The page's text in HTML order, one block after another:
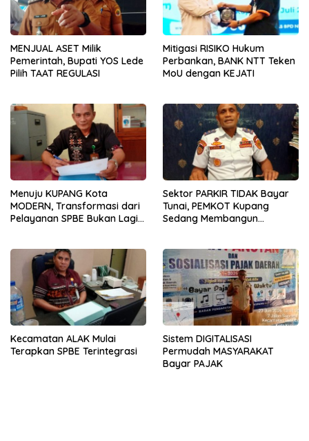
MENJUAL ASET Milik
Pemerintah, Bupati YOS Lede
Pilih TAAT REGULASI
Mitigasi RISIKO Hukum
Perbankan, BANK NTT Teken
MoU dengan KEJATI
Menuju KUPANG Kota
MODERN, Transformasi dari
Pelayanan SPBE Bukan Lagi
Sektor PARKIR TIDAK Bayar
Tunai, PEMKOT Kupang
Sedang Membangun
Kecamatan ALAK Mulai
Terapkan SPBE Terintegrasi
Sistem DIGITALISASI
Permudah MASYARAKAT
Bayar PAJAK